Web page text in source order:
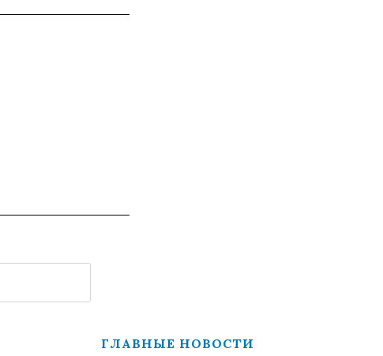
ГЛАВНЫЕ НОВОСТИ